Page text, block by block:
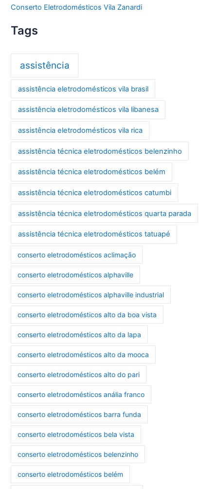
Conserto Eletrodomésticos Vila Zanardi
Tags
assistência
assistência eletrodomésticos vila brasil
assistência eletrodomésticos vila libanesa
assistência eletrodomésticos vila rica
assistência técnica eletrodomésticos belenzinho
assistência técnica eletrodomésticos belém
assistência técnica eletrodomésticos catumbi
assistência técnica eletrodomésticos quarta parada
assistência técnica eletrodomésticos tatuapé
conserto eletrodomésticos aclimação
conserto eletrodomésticos alphaville
conserto eletrodomésticos alphaville industrial
conserto eletrodomésticos alto da boa vista
conserto eletrodomésticos alto da lapa
conserto eletrodomésticos alto da mooca
conserto eletrodomésticos alto do pari
conserto eletrodomésticos anália franco
conserto eletrodomésticos barra funda
conserto eletrodomésticos bela vista
conserto eletrodomésticos belenzinho
conserto eletrodomésticos belém